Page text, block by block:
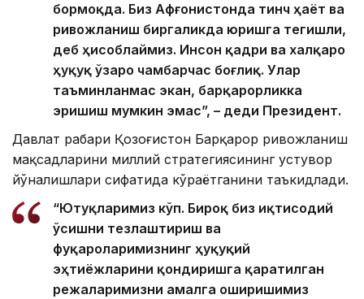
бормоқда. Биз Афғонистонда тинч ҳаёт ва
ривожланиш биргаликда юришга тегишли,
деб ҳисоблаймиз. Инсон қадри ва халқаро
ҳуқуқ ўзаро чамбарчас боғлиқ. Улар
таъминланмас экан, барқарорликка
эришиш мумкин эмас”, – деди Президент.
Давлат раҳбари Қозоғистон Барқарор ривожланиш
мақсадларини миллий стратегиясининг устувор
йўналишлари сифатида кўраётганини таъкидлади.
“Ютуқларимиз кўп. Бироқ биз иқтисодий
ўсишни тезлаштириш ва
фуқароларимизнинг ҳуқуқий
эҳтиёжларини қондиришга қаратилган
режаларимизни амалга оширишимиз